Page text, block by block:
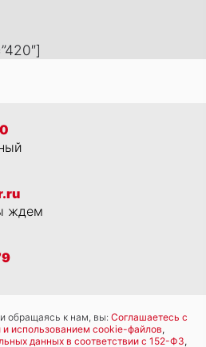
ждем
обращаясь к нам, вы: Соглашаетесь с
и использованием cookie-файлов,
данных в соответствии с 152-ФЗ,